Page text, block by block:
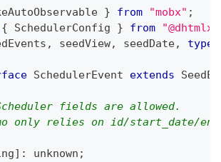
} from "mobx" ;
{ SchedulerConfig } from
, seedView, seedDate, type
SchedulerEvent extends
fields are allowed.
only relies on id/start_date/
] : unknown ;